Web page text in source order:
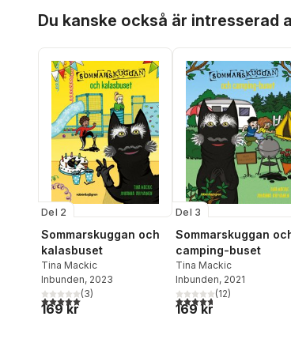
Du kanske också är intresserad
Del 2
Sommarskuggan och
kalasbuset
Tina Mackic
Inbunden, 2023
5,0utav 5 stjärnor. Totalt antal röster:
(3)
169 kr
Del 3
Sommarskuggan
camping-buset
Tina Mackic
Inbunden, 2021
4,7utav 5 stjärnor. Totalt
(12)
169 kr